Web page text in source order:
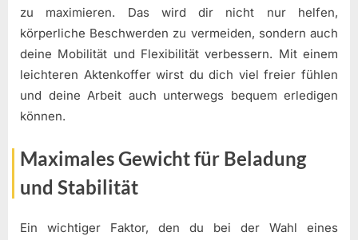
zu maximieren. Das wird dir nicht nur helfen,
körperliche Beschwerden zu vermeiden, sondern auch
deine Mobilität und Flexibilität verbessern. Mit einem
leichteren Aktenkoffer wirst du dich viel freier fühlen
und deine Arbeit auch unterwegs bequem erledigen
können.
Maximales Gewicht für Beladung
und Stabilität
Ein wichtiger Faktor, den du bei der Wahl eines